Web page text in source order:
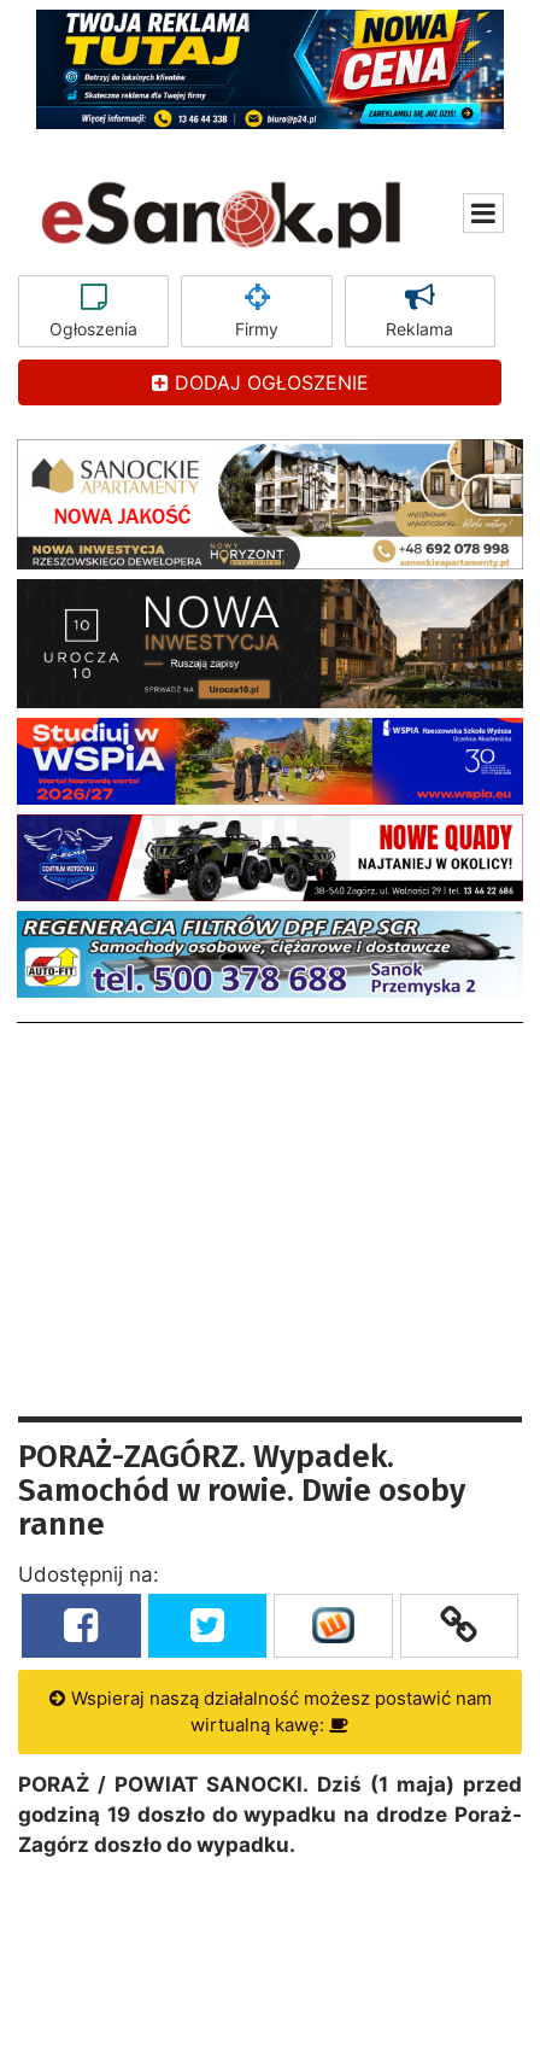
Ogłoszenia Firmy Reklama
DODAJ OGŁOSZENIE
PORAŻ-ZAGÓRZ. Wypadek.
Samochód w rowie. Dwie osoby
ranne
Udostępnij na:
Wspieraj naszą działalność możesz postawić nam
wirtualną kawę:
PORAŻ / POWIAT SANOCKI. Dziś (1 maja) przed
godziną 19 doszło do wypadku na drodze Poraż-
Zagórz doszło do wypadku.